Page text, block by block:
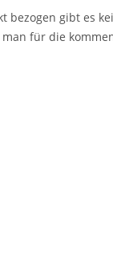
bezogen gibt es
für die